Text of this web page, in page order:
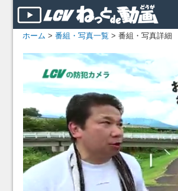
ホーム > 番組・写真一覧 > 番組・写真詳細